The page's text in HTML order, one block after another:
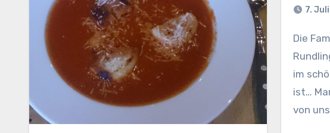
7.
Die Familie Herzog hat uns wieder im
im
ist…
von